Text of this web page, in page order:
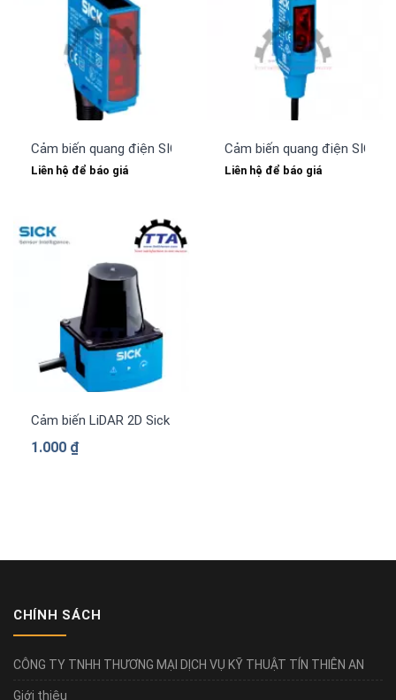
Cảm biến quang điện SICK WTF12-3P2431
Liên hệ để báo giá
Cảm biến quang điện SICK
Liên hệ để báo giá
Cảm biến LiDAR 2D Sick TIM320-1031000
1.000 ₫
CHÍNH SÁCH
CÔNG TY TNHH THƯƠNG MẠI DỊCH VỤ KỸ THUẬT TÍN THIÊN AN
Giới thiệu